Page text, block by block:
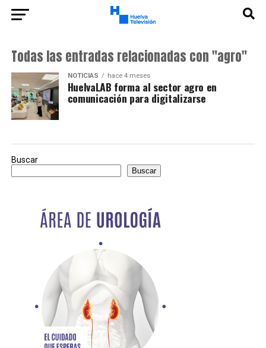
Todas las entradas relacionadas con "agro"
NOTICIAS hace 4 meses
HuelvaLAB forma al sector agro en
comunicación para digitalizarse
Buscar
Buscar